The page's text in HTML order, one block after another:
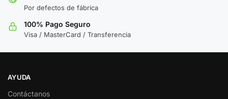
Por defectos de fábrica
100% Pago Seguro
Visa / MasterCard / Transferencia
AYUDA
Contáctanos